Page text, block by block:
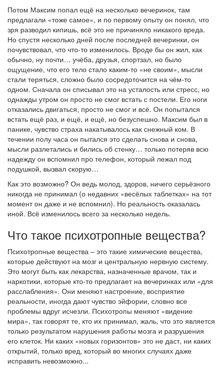
Потом Максим попал ещё на несколько вечеринок, там
предлагали «тоже самое», и по первому опыту он понял, что
зря разводил кипишь, всё это не причиняло никакого вреда.
Но спустя несколько дней после последней вечеринки, он
почувствовал, что что-то изменилось. Вроде бы он жил, как
обычно, ну почти… учёба, друзья, спортзал, но было
ощущение, что его тело стало каким-то «не своим», мысли
стали теряться, сложно было сосредоточится на чём-то
одном. Сначала он списывал это на усталость или стресс, но
однажды утром он просто не смог встать с постели. Его ноги
отказались двигаться, просто не смог и всё. Он попытался
встать ещё раз, и ещё, и ещё, но безуспешно. Максим был в
панике, чувство страха накатывалось как снежный ком. В
течении полу часа он пытался это сделать снова и снова,
мысли разлетались и бились об стенку… только потеряв всю
надежду он вспомнил про телефон, который лежал под
подушкой, вызвал скорую…
Как это возможно? Он ведь молод, здоров, ничего серьёзного
никогда не принимал (о недавних «весёлых таблетках» на тот
момент он даже и не вспомнил). Но реальность оказалась
иной. Всё изменилось всего за несколько недель.
Что такое психотропные вещества?
Психотропные вещества – это такие химические вещества,
которые действуют на мозг и центральную нервную систему.
Это могут быть как лекарства, назначенные врачом, так и
наркотики, которые кто-то предлагает на вечеринках или «для
расслабления». Они меняют настроение, восприятие
реальности, иногда дают чувство эйфории, словно все
проблемы вдруг исчезли. Психотропы меняют «видение
мира», так говорят те, кто их принимал, жаль, что это является
только результатом нарушения работы мозга и разрушения
его клеток. Ни каких «новых горизонтов» это не даст, ни каких
открытий, только вред, который во многих случаях даже
исправить невозможно...